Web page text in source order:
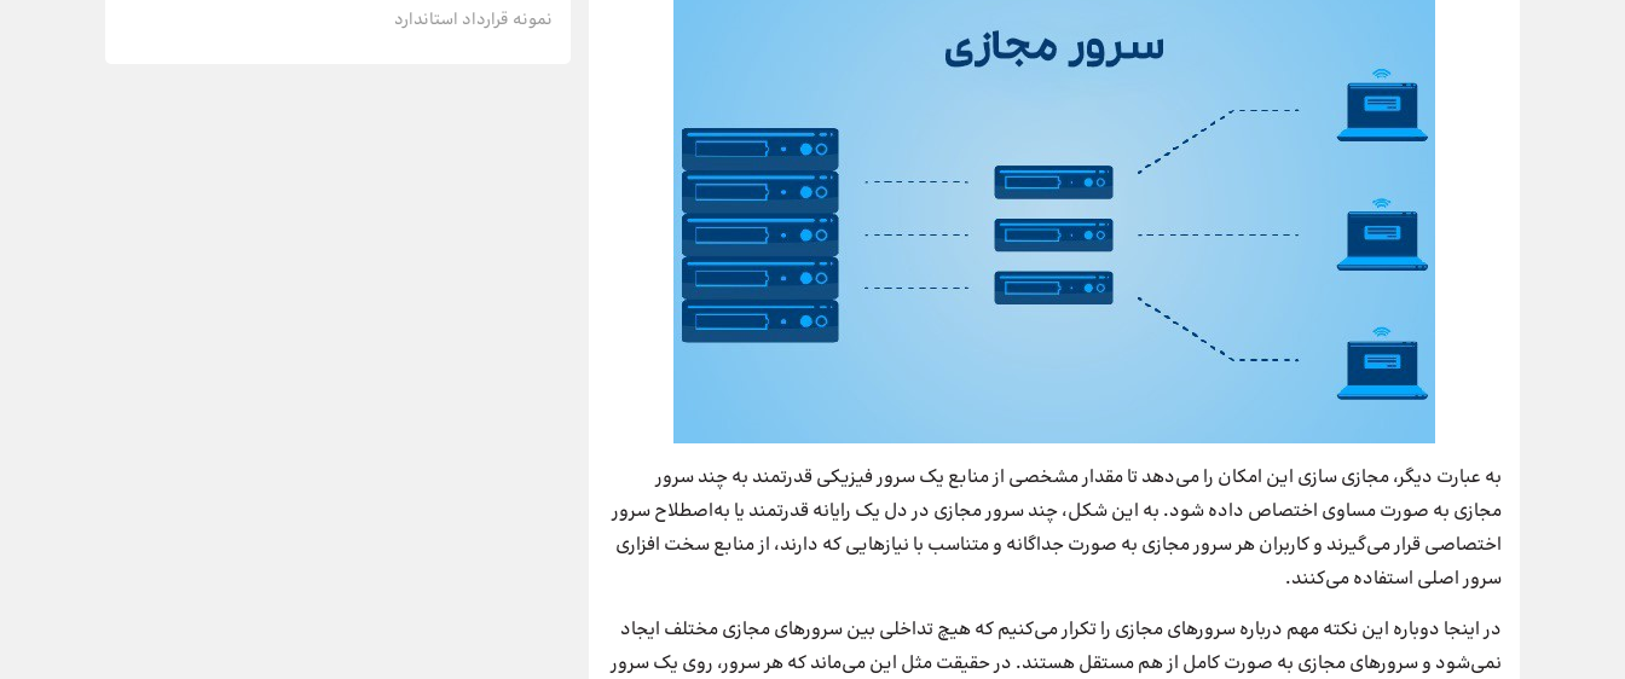
به عبارت دیگر، مجازی سازی این امکان را می‌دهد تا مقدار مشخصی از منابع یک سرور فیزیکی قدرتمند به چند سرور
مجازی به صورت مساوی اختصاص داده شود. به این شکل، چند سرور مجازی در دل یک رایانه قدرتمند یا به‌اصطلاح سرور
اختصاصی قرار می‌گیرند و کاربران هر سرور مجازی به صورت جداگانه و متناسب با نیازهایی که دارند، از منابع سخت افزاری
سرور اصلی استفاده می‌کنند.
در اینجا دوباره این نکته مهم درباره سرورهای مجازی را تکرار می‌کنیم که هیچ تداخلی بین سرورهای مجازی مختلف ایجاد
نمی‌شود و سرورهای مجازی به صورت کامل از هم مستقل هستند. در حقیقت مثل این می‌ماند که هر سرور، روی یک سرور
نمونه قرارداد استاندارد